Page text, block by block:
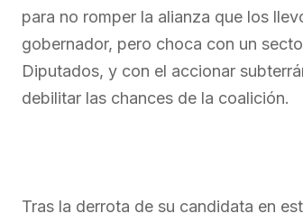
para no romper la alianza que los
gobernador, pero choca con un
Diputados, y con el accionar
debilitar las chances de la coalición.
Tras la derrota de su candidata en